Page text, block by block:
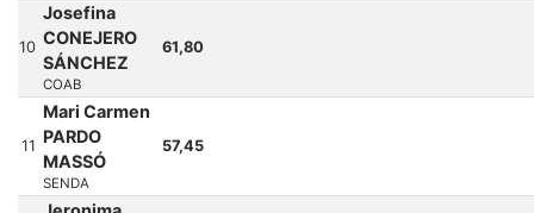
10
Josefina
CONEJERO
SÁNCHEZ
COAB
61,80
11
Mari Carmen
PARDO
MASSÓ
SENDA
57,45